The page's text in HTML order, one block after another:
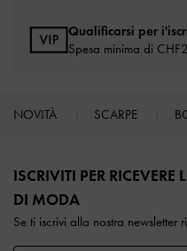
Qualificarsi per
Spesa minima di
NOVITÀ SCARPE
ISCRIVITI PER
DI MODA​
Se ti iscrivi alla nostra newsletter